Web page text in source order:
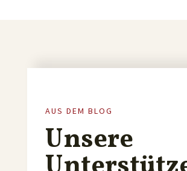
AUS DEM BLOG
Unsere